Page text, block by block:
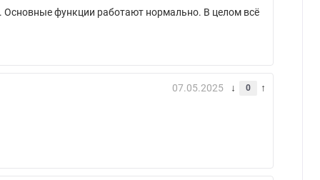
Основные функции работают нормально. В целом всё
07.05.2025 0